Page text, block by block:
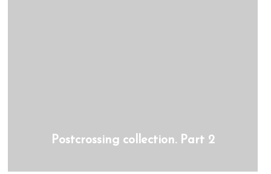
Postcrossing collection. Part 2